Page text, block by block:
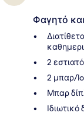
Φαγητό
2
2 μπαρ/
Μπαρ
Ιδιωτικό